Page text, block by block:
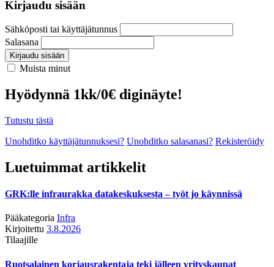
Kirjaudu sisään
Sähköposti tai käyttäjätunnus
Salasana
Kirjaudu sisään
Muista minut
Hyödynnä 1kk/0€ diginäyte!
Tutustu tästä
Unohditko käyttäjätunnuksesi? Unohditko salasanasi? Rekisteröidy
Luetuimmat artikkelit
GRK:lle infraurakka datakeskuksesta – työt jo käynnissä
Pääkategoria Infra
Kirjoitettu 3.8.2026
Tilaajille
Ruotsalainen korjausrakentaja teki jälleen yrityskaupat